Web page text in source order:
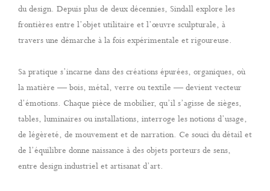
du design. Depuis plus de deux décennies, Sindall explore les
frontières entre l’objet utilitaire et l’œuvre sculpturale, à
travers une démarche à la fois expérimentale et rigoureuse.
Sa pratique s’incarne dans des créations épurées, organiques, où
la matière — bois, métal, verre ou textile — devient vecteur
d’émotions. Chaque pièce de mobilier, qu’il s’agisse de sièges,
tables, luminaires ou installations, interroge les notions d’usage,
de légèreté, de mouvement et de narration. Ce souci du détail et
de l’équilibre donne naissance à des objets porteurs de sens,
entre design industriel et artisanat d’art.